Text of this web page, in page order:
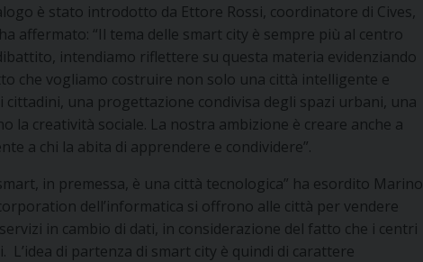
è stato introdotto da Ettore Rossi, coordinatore di Cives,
affermato: “Il tema delle smart city è sempre più al centro
intendiamo riflettere su questa materia evidenziando
che vogliamo costruire non solo una città intelligente e
una progettazione condivisa degli spazi urbani, una
la creatività sociale. La nostra ambizione è creare anche a
a chi la abita di apprendere e condividere”.
in premessa, è una città tecnologica” ha esordito Marino
dell’informatica si offrono alle città per vendere
in cambio di dati, in considerazione del fatto che i centri
di partenza di smart city è quindi di carattere